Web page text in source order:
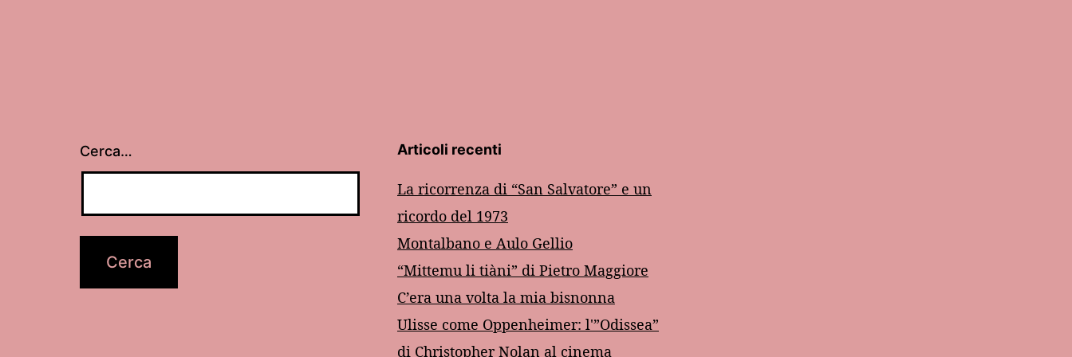
Cerca… Articoli recenti
La ricorrenza di “San Salvatore” e un
ricordo del 1973
Montalbano e Aulo Gellio
“Mittemu li tiàni” di Pietro Maggiore
C’era una volta la mia bisnonna
Ulisse come Oppenheimer: l'”Odissea”
di Christopher Nolan al cinema